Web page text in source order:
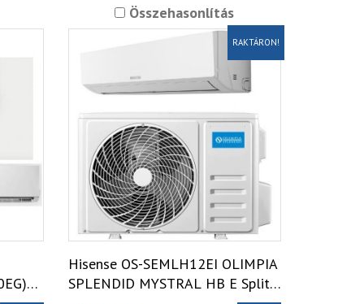
Összehasonlítás
RAKTÁRON!
Hisense OS-SEMLH12EI OLIMPIA
SPLENDID MYSTRAL HB E Split